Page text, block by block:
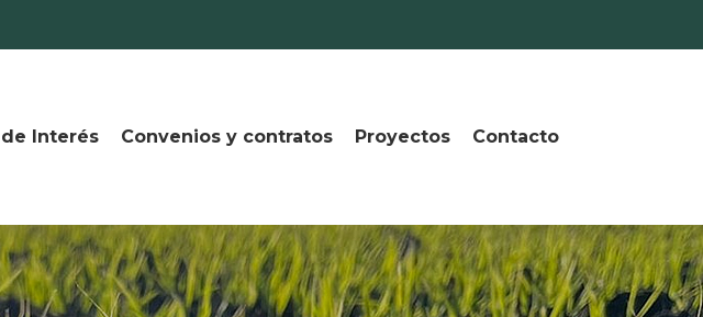
Interés Convenios y contratos Proyectos Contacto